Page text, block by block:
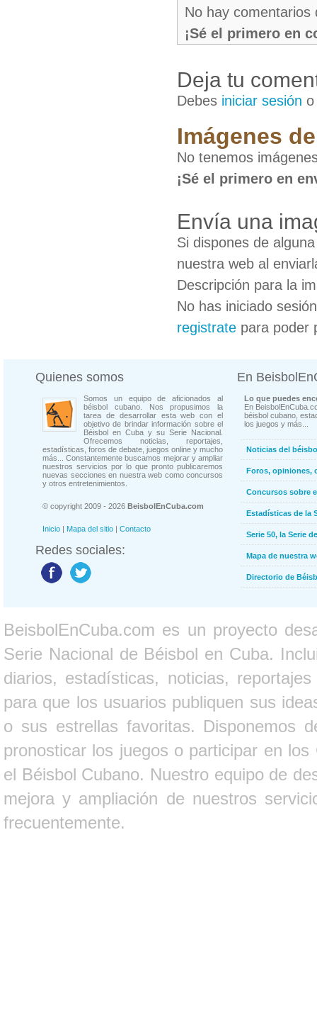
No hay comentarios
¡Sé el primero en
Deja tu
Debes iniciar sesión
Imágenes
No tenemos
¡Sé el primero en
Envía una
Si dispones de
nuestra web al
Descripción para la
No has iniciado
registrate para poder
Quienes somos
Somos un equipo de aficionados al
béisbol cubano. Nos propusimos la
tarea de desarrollar esta web con el
objetivo de brindar información sobre el
Béisbol en Cuba y su Serie Nacional.
Ofrecemos noticias, reportajes,
estadísticas, foros de debate, juegos online y mucho
más... Constantemente buscamos mejorar y ampliar
nuestros servicios por lo que pronto publicaremos
nuevas secciones en nuestra web como concursos
y otros entretenimientos.
© copyright 2009 - 2026 BeisbolEnCuba.com
Inicio | Mapa del sitio | Contacto
Redes sociales:
En
Lo que puedes
En
béisbol cubano,
los juegos y más...
Noticias del
Foros, opiniones,
Concursos sobre
Estadísticas de la
Serie 50, la Serie
Mapa de nuestra
Directorio de
BeisbolEnCuba.com es un proyecto
Serie Nacional de Béisbol en Cuba.
diarios, estadísticas, noticias,
para que los usuarios publiquen sus
o sus estrellas favoritas. Disponemos
pronosticar los juegos o participar en
el Béisbol Cubano. Nuestro equipo de
mejora y ampliación de nuestros
frecuentemente.